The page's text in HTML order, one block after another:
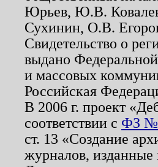
Юрьев, Ю.В.
Сухинин, О.В.
Свидетельство о
выдано
и массовых
Российская
В 2006 г. проект
соответствии с ФЗ №
ст. 13 «Создание
журналов, изданные